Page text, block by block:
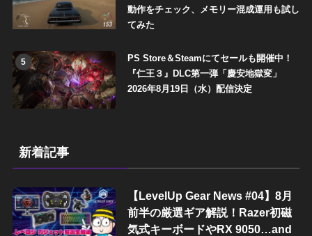
動作をチェック、メモリー混成運用も試し
てみた
5
PS Store＆Steamにてセールも開催中！
『仁王３』DLC第一弾「慶安地獄変」
2026年8月19日（水）配信決定
新着記事
【LevelUp Gear News #04】8月
前半の厳選ギア解説！Razer初磁
気式キーボードやRX 9050…and